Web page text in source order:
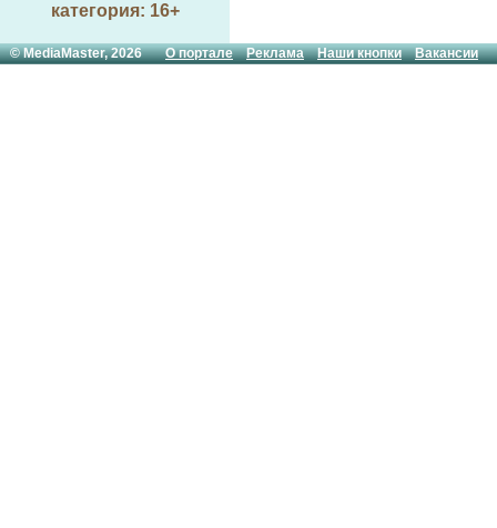
категория: 16+
© MediaMaster, 2026О портале Реклама Наши кнопки Вакансии